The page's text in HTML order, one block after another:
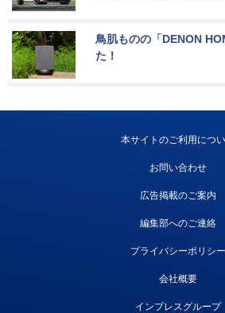
鳥肌ものの「DENON
た！
本サイトのご利用につ
お問い合わせ
広告掲載のご案内
編集部へのご連絡
プライバシーポリシー
会社概要
インプレスグループ